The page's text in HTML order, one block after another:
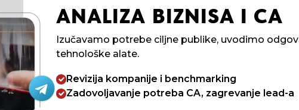
ANALIZA BIZNISA I CA
Izučavamo potrebe ciljne publike, uvodimo
tehnološke alate.
Revizija kompanije i benchmarking
Zadovoljavanje potreba CA, zagrevanje lead-a